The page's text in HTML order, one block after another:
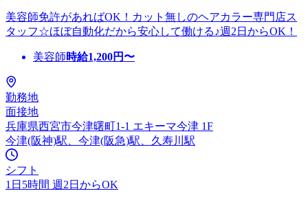
美容師免許があればOK！カット無しのヘアカラー専門店ス
タッフ☆ほぼ自動化だから安心して働ける♪週2日からOK！
美容師時給1,200円〜
勤務地
面接地
兵庫県西宮市今津曙町1-1 エキーマ今津 1F
今津(阪神)駅、今津(阪急)駅、久寿川駅
シフト
1日5時間 週2日からOK